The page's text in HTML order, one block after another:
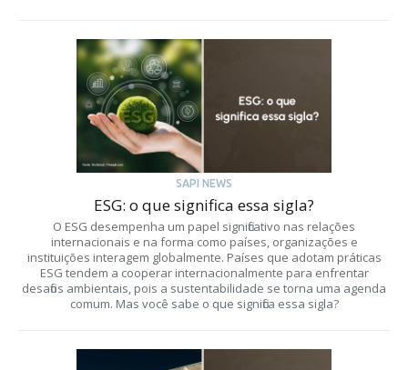
SAPI NEWS
ESG: o que significa essa sigla?
O ESG desempenha um papel significativo nas relações
internacionais e na forma como países, organizações e
instituições interagem globalmente. Países que adotam práticas
ESG tendem a cooperar internacionalmente para enfrentar
desafios ambientais, pois a sustentabilidade se torna uma agenda
comum. Mas você sabe o que significa essa sigla?